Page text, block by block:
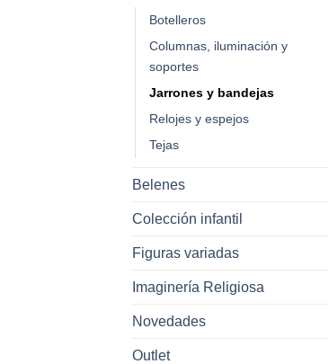
Botelleros
Columnas, iluminación y
soportes
Jarrones y bandejas
Relojes y espejos
Tejas
Belenes
Colección infantil
Figuras variadas
Imaginería Religiosa
Novedades
Outlet